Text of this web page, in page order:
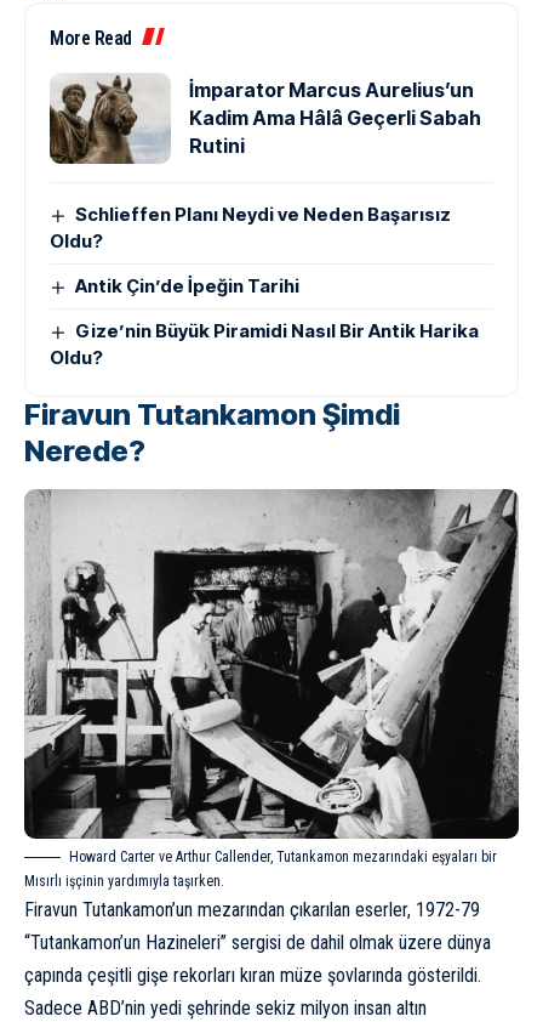
More Read
İmparator Marcus Aurelius’un
Kadim Ama Hâlâ Geçerli Sabah
Rutini
Schlieffen Planı Neydi ve Neden Başarısız
Oldu?
Antik Çin’de İpeğin Tarihi
Gize’nin Büyük Piramidi Nasıl Bir Antik Harika
Oldu?
Firavun Tutankamon Şimdi
Nerede?
Howard Carter ve Arthur Callender, Tutankamon mezarındaki eşyaları bir
Mısırlı işçinin yardımıyla taşırken.
Firavun Tutankamon’un mezarından çıkarılan eserler, 1972-79
“Tutankamon’un Hazineleri” sergisi de dahil olmak üzere dünya
çapında çeşitli gişe rekorları kıran müze şovlarında gösterildi.
Sadece ABD’nin yedi şehrinde sekiz milyon insan altın